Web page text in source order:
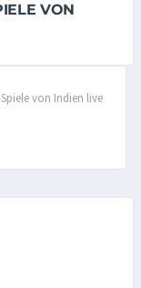
VON
von Indien live